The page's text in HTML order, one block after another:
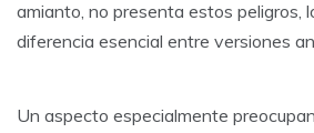
amianto, no presenta estos peligros,
diferencia esencial entre versiones
Un aspecto especialmente